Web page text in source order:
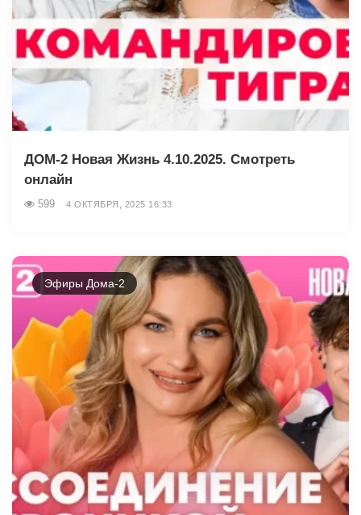
ДОМ-2 Новая Жизнь 4.10.2025. Смотреть
онлайн
599 4 ОКТЯБРЯ, 2025 16:33
Эфиры Дома-2